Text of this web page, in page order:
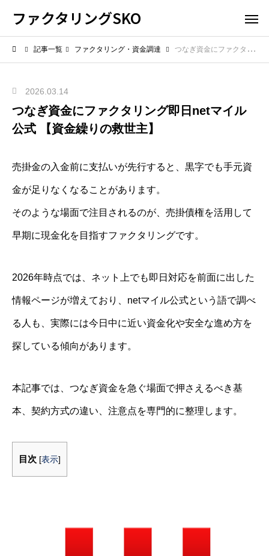
ファクタリングSKO
記事一覧 ファクタリング・資金調達 つなぎ資金にファクタリング即日netマイル公式 【資金繰りの救世主】
2026.03.14
つなぎ資金にファクタリング即日netマイル
公式 【資金繰りの救世主】
売掛金の入金前に支払いが先行すると、黒字でも手元資
金が足りなくなることがあります。
そのような場面で注目されるのが、売掛債権を活用して
早期に現金化を目指すファクタリングです。
2026年時点では、ネット上でも即日対応を前面に出した
情報ページが増えており、netマイル公式という語で調べ
る人も、実際には今日中に近い資金化や安全な進め方を
探している傾向があります。
本記事では、つなぎ資金を急ぐ場面で押さえるべき基
本、契約方式の違い、注意点を専門的に整理します。
目次 [表示]